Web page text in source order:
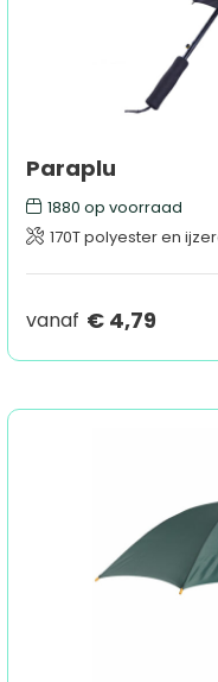
Paraplu
1880 op voorraad
170T polyester en
vanaf € 4,79